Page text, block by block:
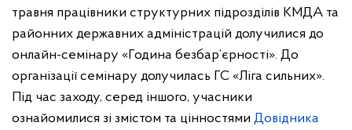
травня працівники структурних підрозділів КМДА та
районних державних адміністрацій долучилися до
онлайн-семінару «Година безбар’єрності». До
організації семінару долучилась ГС «Ліга сильних».
Під час заходу, серед іншого, учасники
ознайомилися зі змістом та цінностями Довідника